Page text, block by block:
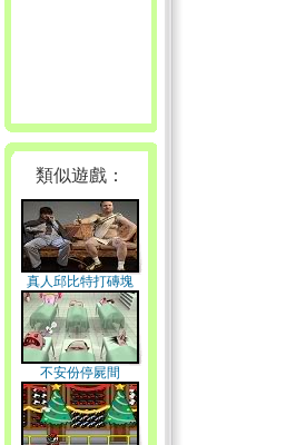
類似遊戲：
真人邱比特打磚塊
不安份停屍間